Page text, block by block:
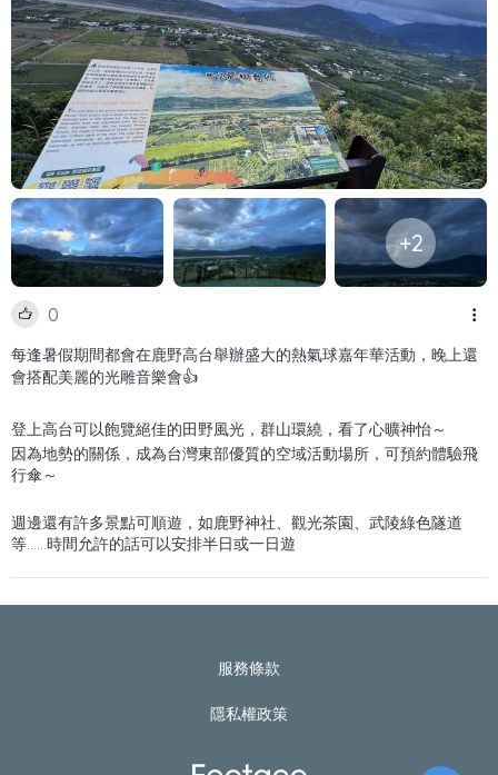
+2
0
每逢暑假期間都會在鹿野高台舉辦盛大的熱氣球嘉年華活動，晚上還
會搭配美麗的光雕音樂會👍
登上高台可以飽覽絕佳的田野風光，群山環繞，看了心曠神怡～
因為地勢的關係，成為台灣東部優質的空域活動場所，可預約體驗飛
行傘～
週邊還有許多景點可順遊，如鹿野神社、觀光茶園、武陵綠色隧道
等……時間允許的話可以安排半日或一日遊
服務條款
隱私權政策